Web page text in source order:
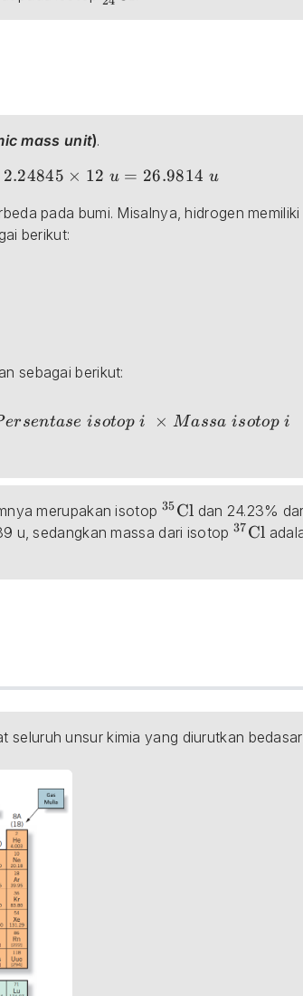
mass unit).
2.24845 × 12 u = 26.9814 u
pada bumi. Misalnya, hidrogen
berikut:
sebagai berikut:
i\; \times Massa\;
ersentase isotop i × Massa isotop i
merupakan isotop 35Cl dan 24.23%
u, sedangkan massa dari isotop 37Cl
unsur kimia yang diurutkan